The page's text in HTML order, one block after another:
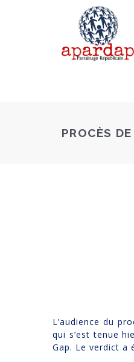
PROCÈS
L’audience du
qui s’est tenue
Gap. Le verdict a